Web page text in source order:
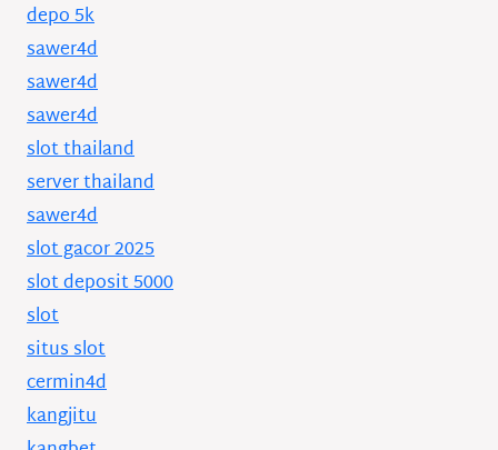
depo 5k
sawer4d
sawer4d
sawer4d
slot thailand
server thailand
sawer4d
slot gacor 2025
slot deposit 5000
slot
situs slot
cermin4d
kangjitu